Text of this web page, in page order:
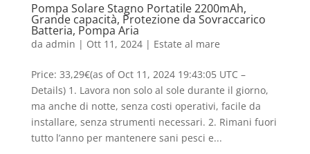
Pompa Solare Stagno Portatile 2200mAh,
Grande capacità, Protezione da Sovraccarico
Batteria, Pompa Aria
da admin | Ott 11, 2024| Estate al mare
Price: 33,29€(as of Oct 11, 2024 19:43:05 UTC –
Details) 1. Lavora non solo al sole durante il giorno,
ma anche di notte, senza costi operativi, facile da
installare, senza strumenti necessari. 2. Rimani fuori
tutto l’anno per mantenere sani pesci e...